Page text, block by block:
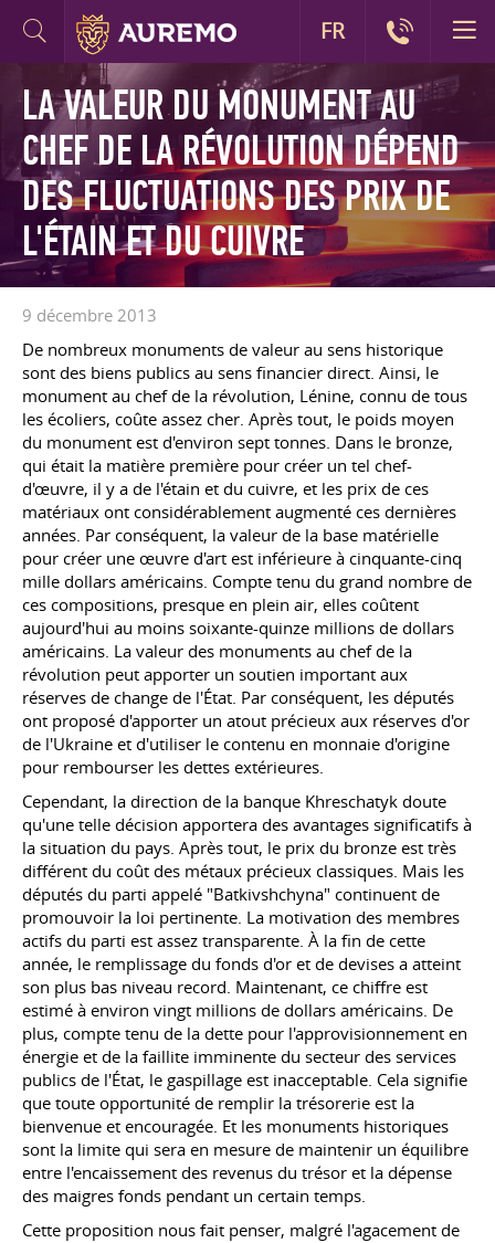
LA VALEUR DU MONUMENT AU
CHEF DE LA RÉVOLUTION DÉPEND
DES FLUCTUATIONS DES PRIX DE
L'ÉTAIN ET DU CUIVRE
9 décembre 2013
De nombreux monuments de valeur au sens historique
sont des biens publics au sens financier direct. Ainsi, le
monument au chef de la révolution, Lénine, connu de tous
les écoliers, coûte assez cher. Après tout, le poids moyen
du monument est d'environ sept tonnes. Dans le bronze,
qui était la matière première pour créer un tel chef-
d'œuvre, il y a de l'étain et du cuivre, et les prix de ces
matériaux ont considérablement augmenté ces dernières
années. Par conséquent, la valeur de la base matérielle
pour créer une œuvre d'art est inférieure à cinquante-cinq
mille dollars américains. Compte tenu du grand nombre de
ces compositions, presque en plein air, elles coûtent
aujourd'hui au moins soixante-quinze millions de dollars
américains. La valeur des monuments au chef de la
révolution peut apporter un soutien important aux
réserves de change de l'État. Par conséquent, les députés
ont proposé d'apporter un atout précieux aux réserves d'or
de l'Ukraine et d'utiliser le contenu en monnaie d'origine
pour rembourser les dettes extérieures.
Cependant, la direction de la banque Khreschatyk doute
qu'une telle décision apportera des avantages significatifs à
la situation du pays. Après tout, le prix du bronze est très
différent du coût des métaux précieux classiques. Mais les
députés du parti appelé "Batkivshchyna" continuent de
promouvoir la loi pertinente. La motivation des membres
actifs du parti est assez transparente. À la fin de cette
année, le remplissage du fonds d'or et de devises a atteint
son plus bas niveau record. Maintenant, ce chiffre est
estimé à environ vingt millions de dollars américains. De
plus, compte tenu de la dette pour l'approvisionnement en
énergie et de la faillite imminente du secteur des services
publics de l'État, le gaspillage est inacceptable. Cela signifie
que toute opportunité de remplir la trésorerie est la
bienvenue et encouragée. Et les monuments historiques
sont la limite qui sera en mesure de maintenir un équilibre
entre l'encaissement des revenus du trésor et la dépense
des maigres fonds pendant un certain temps.
Cette proposition nous fait penser, malgré l'agacement de
FR